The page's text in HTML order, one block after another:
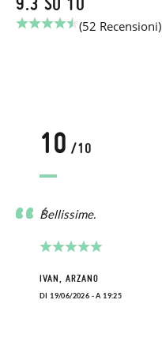
(52 Recensioni)
10 /10
Bellissime.
IVAN, ARZANO
DI 19/06/2026 - A 19:25